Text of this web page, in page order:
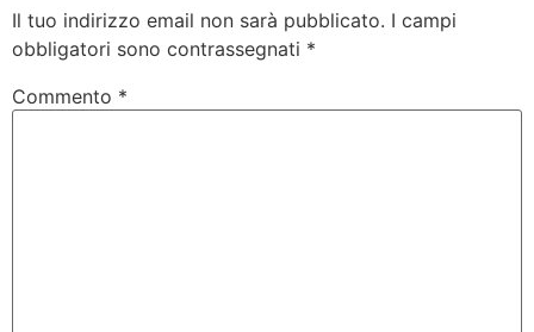
Il tuo indirizzo email non sarà pubblicato. I campi
obbligatori sono contrassegnati *
Commento *